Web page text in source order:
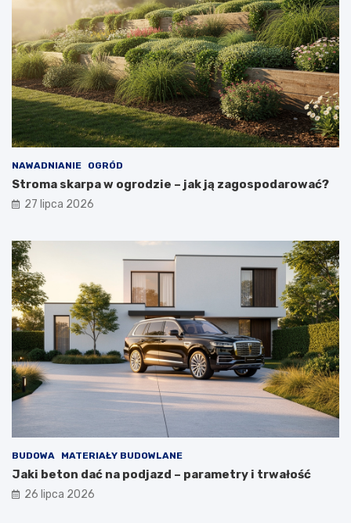
NAWADNIANIE OGRÓD
Stroma skarpa w ogrodzie – jak ją zagospodarować?
27 lipca 2026
BUDOWA MATERIAŁY BUDOWLANE
Jaki beton dać na podjazd – parametry i trwałość
26 lipca 2026